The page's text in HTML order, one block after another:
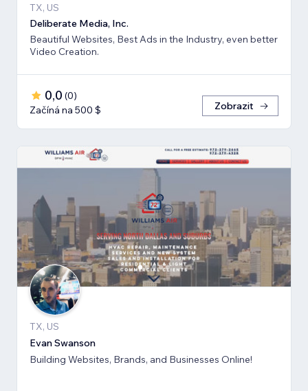
TX, US
Deliberate Media, Inc.
Beautiful Websites, Best Ads in the Industry, even better
Video Creation.
0,0 (0)
Začíná na 500 $
Zobrazit
TX, US
Evan Swanson
Building Websites, Brands, and Businesses Online!